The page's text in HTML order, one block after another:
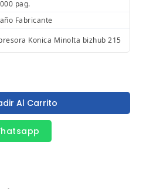
pag.
Fabricante
Konica Minolta bizhub 215
Al Carrito